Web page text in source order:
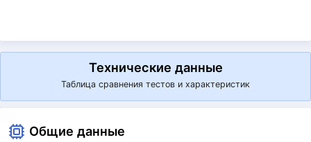
Технические данные
Таблица сравнения тестов и характеристик
Общие данные